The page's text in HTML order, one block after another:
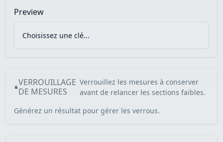
Preview
Choisissez une clé...
VERROUILLAGE
DE MESURES
Verrouillez les mesures à conserver
avant de relancer les sections faibles.
Générez un résultat pour gérer les verrous.